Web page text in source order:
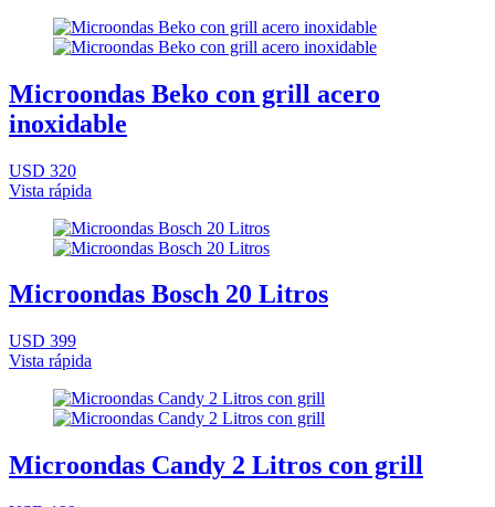
Microondas Beko con grill acero
inoxidable
USD 320
Vista rápida
Microondas Bosch 20 Litros
USD 399
Vista rápida
Microondas Candy 2 Litros con grill